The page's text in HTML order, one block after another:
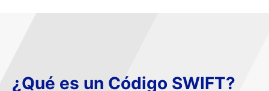
¿Qué es un Código SWIFT?